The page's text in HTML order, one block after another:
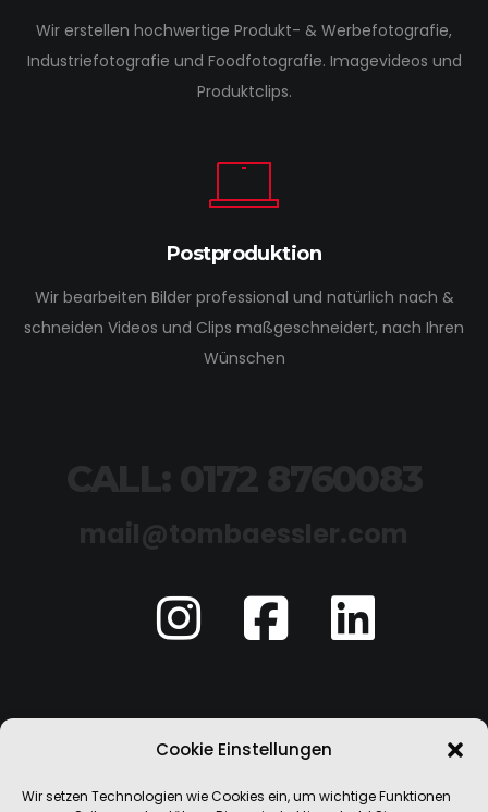
Cookie Einstellungen
Wir setzen Technologien wie Cookies ein, um wichtige Funktionen
Wir erstellen hochwertige Produkt- & Werbefotografie,
Industriefotografie und Foodfotografie. Imagevideos und
Produktclips.
Postproduktion
Wir bearbeiten Bilder professional und natürlich nach &
schneiden Videos und Clips maßgeschneidert, nach Ihren
Wünschen
CALL: 0172 8760083
Impressum